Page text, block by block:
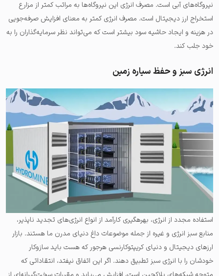
نیروگاه‌های آبی است. مصرف انرژی این نیروگاه‌ها به‌ مراتب کمتر از مزارع
استخراج ارز دیجیتال است. مصرف انرژی کمتر به معنای افزایش صرفه‌جویی
در هزینه و ایجاد حاشیه سود بیشتر است که می‌تواند نظر سرمایه‌گذاران را به
خود جلب کند.
انرژی سبز و حفظ سیاره زمین
استفاده مجدد از انرژی، بهره‎گیری کارآمد از انواع انرژی‌های تجدید ناپذیر،
منابع سبز انرژی و غیره از جمله موضوعات داغ دنیای مدرن ما هستند. بازار
ارزهای دیجیتال و دنیای کریپتوکارنسی هرجور که هست باید سازوکار
خودشان را با انرژی سبز تطبیق دهند. اگر این اتفاق نیفتد، انتقاداتی که